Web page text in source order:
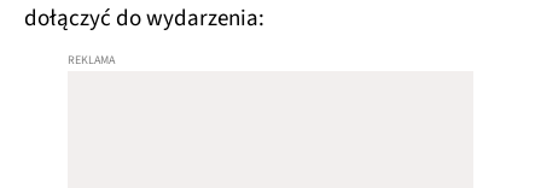
dołączyć do wydarzenia: